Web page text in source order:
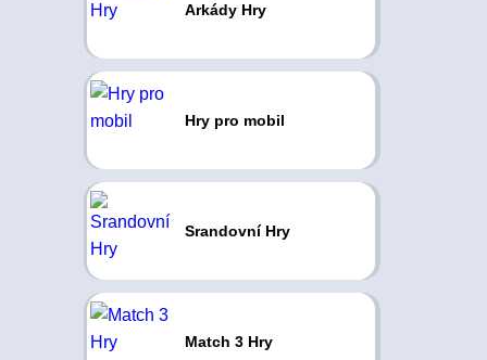
Arkády Hry
Hry pro mobil
Srandovní Hry
Match 3 Hry